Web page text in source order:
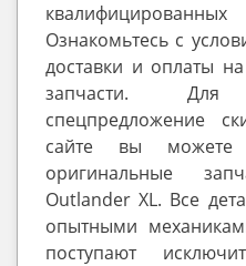
Ознакомьтесь с
доставки и оплаты
запчасти.
спецпредложение
сайте вы
оригинальные
Outlander ‎XL. Все
опытными
поступают